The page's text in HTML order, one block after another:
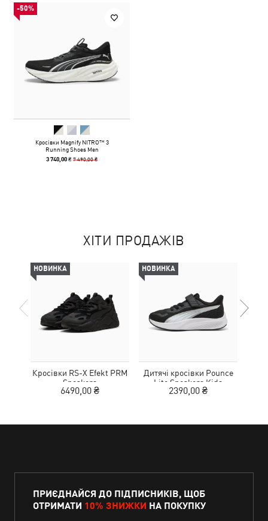
-50%
Кросівки Magnify NITRO™ 3
Running Shoes Men
3 740,00 ₴7 490,00 ₴
ХІТИ ПРОДАЖІВ
НОВИНКА
Кросівки RS-X Efekt PRM
Sneakers
6490,00 ₴
НОВИНКА
Дитячі кросівки Pounce
Lite Sneakers Kids
2390,00 ₴
ПРИЄДНАЙСЯ ДО ПІДПИСНИКІВ, ЩОБ
ОТРИМАТИ 10% ЗНИЖКИ НА ПОКУПКУ